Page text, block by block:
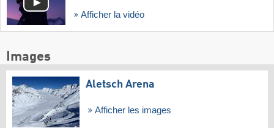
Afficher la vidéo
Images
Aletsch Arena
Afficher les images